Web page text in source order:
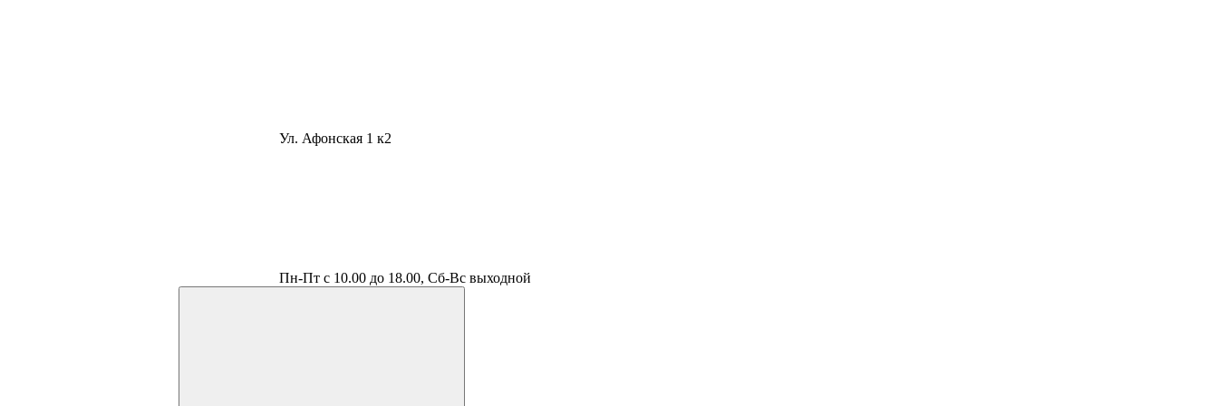
Ул. Афонская 1 к2
Пн-Пт с 10.00 до 18.00, Сб-Вс выходной